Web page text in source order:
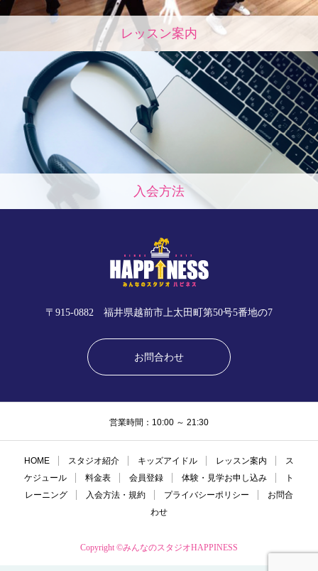
レッスン案内
入会方法
〒915-0882 福井県越前市上太田町第50号5番地の7
お問合わせ
営業時間：10:00 ～ 21:30
HOME スタジオ紹介 キッズアイドル レッスン案内
ス
ケジュール
料金表 会員登録 体験・見学お申し込み
ト
レーニング
入会方法・規約 プライバシーポリシー
お問合
わせ
Copyright ©みんなのスタジオHAPPINESS